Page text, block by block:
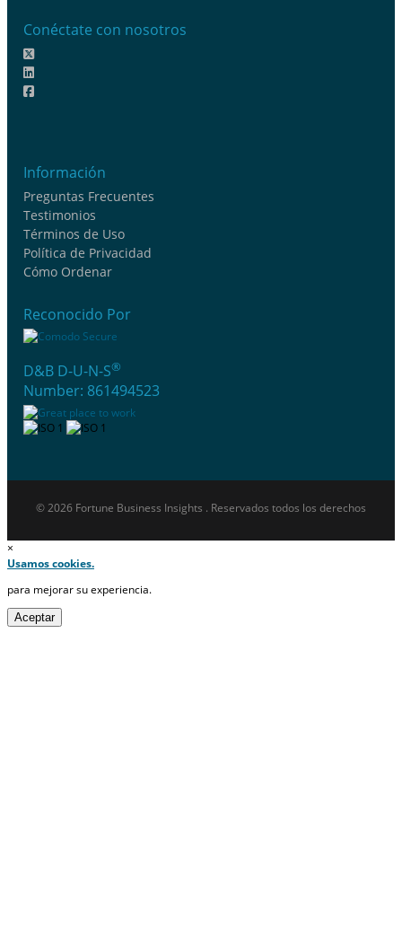
Conéctate con nosotros
Información
Preguntas Frecuentes
Testimonios
Términos de Uso
Política de Privacidad
Cómo Ordenar
Reconocido Por
D&B D-U-N-S®
Number: 861494523
© 2026 Fortune Business Insights . Reservados todos los derechos
×
Usamos cookies.
para mejorar su experiencia.
Aceptar